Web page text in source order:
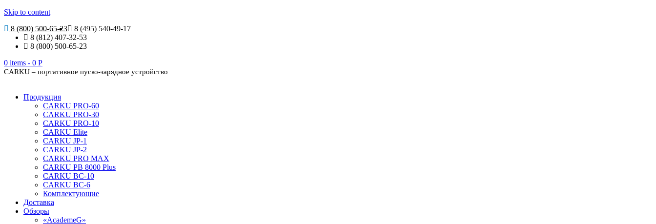
Skip to content
8 (800) 500-65-23
8 (495) 540-49-17
8 (812) 407-32-53
8 (800) 500-65-23
0 items - 0 Р
CARKU – портативное пуско-зарядное устройство
Продукция
CARKU PRO-60
CARKU PRO-30
CARKU PRO-10
CARKU Elite
CARKU JP-1
CARKU JP-2
CARKU PRO MAX
CARKU PB 8000 Plus
CARKU BC-10
CARKU BC-6
Комплектующие
Доставка
Обзоры
«AcademeG»